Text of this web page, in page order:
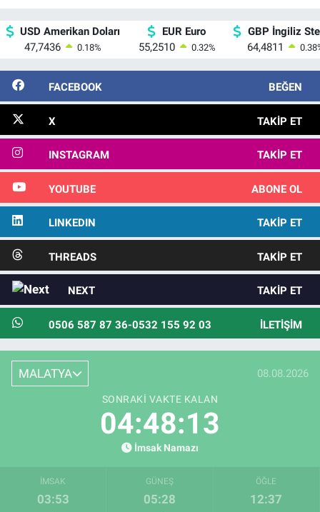
USD Amerikan Doları
47,7436
0.18%
EUR Euro
55,2510
0.32%
GBP İngiliz
64,4811
0.38
FACEBOOK BEĞEN
X TAKIP ET
INSTAGRAM TAKIP ET
YOUTUBE ABONE OL
LINKEDIN TAKIP ET
THREADS TAKIP ET
NEXT TAKIP ET
0506 587 87 36-0532 155 92 03 İLETIŞIM
MALATYA 08.08.2026
SONRAKI VAKTE KALAN
04:48:12
İmsak Namazı
İMSAK
03:53
GÜNEŞ
05:28
ÖĞLE
12:37